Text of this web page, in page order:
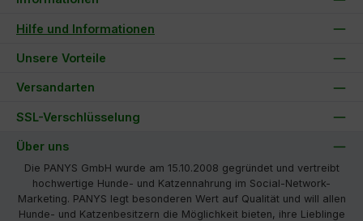
Hilfe und Informationen
Unsere Vorteile
Versandarten
SSL-Verschlüsselung
Über uns
Die PANYS GmbH wurde am 15.10.2008 gegründet und vertreibt
hochwertige Hunde- und Katzennahrung im Social-Network-
Marketing. PANYS legt besonderen Wert auf Qualität und will allen
Hunde- und Katzenbesitzern die Möglichkeit bieten, ihre Lieblinge